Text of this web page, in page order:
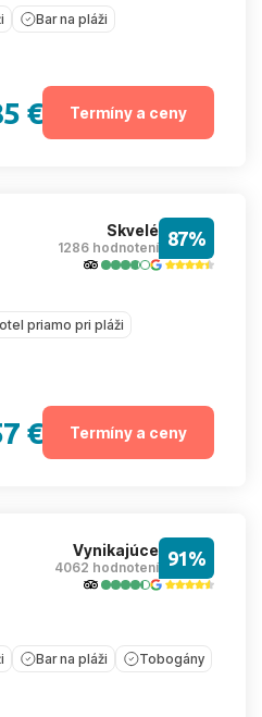
Bar na pláži
€ Termíny a ceny
Skvelé
1286 hodnotení 87%
priamo pri pláži
€ Termíny a ceny
Vynikajúce
4062 hodnotení 91%
Bar na pláži Tobogány